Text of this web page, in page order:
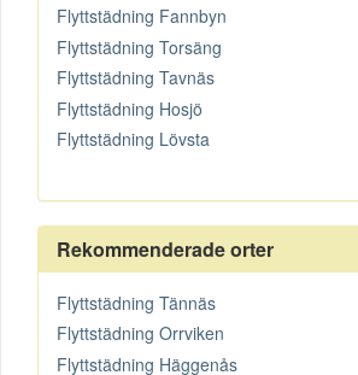
Flyttstädning Fannbyn
Flyttstädning Torsäng
Flyttstädning Tavnäs
Flyttstädning Hosjö
Flyttstädning Lövsta
Rekommenderade orter
Flyttstädning Tännäs
Flyttstädning Orrviken
Flyttstädning Häggenås